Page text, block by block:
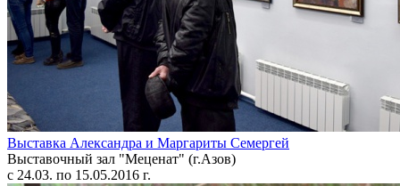
Выставка Александра и Маргариты Семергей
Выставочный зал "Меценат" (г.Азов)
с 24.03. по 15.05.2016 г.